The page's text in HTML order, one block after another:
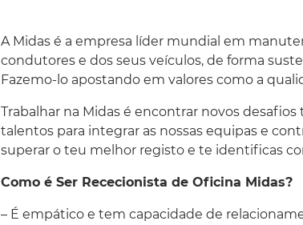
A Midas é a empresa líder mundial em
condutores e dos seus veículos, de forma
Fazemo-lo apostando em valores como a
Trabalhar na Midas é encontrar novos
talentos para integrar as nossas equipas e
superar o teu melhor registo e te identificas
Como é Ser Rececionista de Oficina Midas?
– É empático e tem capacidade de